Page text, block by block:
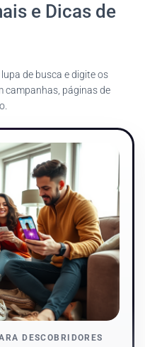
e Dicas de
de busca e digite os
campanhas, páginas de
DESCOBRIDORES